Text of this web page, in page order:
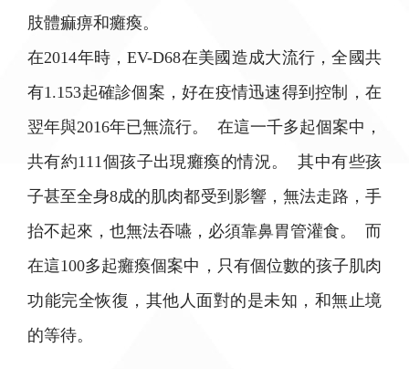
肢體痲痹和癱瘓。
在2014年時，EV-D68在美國造成大流行，全國共
有1.153起確診個案，好在疫情迅速得到控制，在
翌年與2016年已無流行。 在這一千多起個案中，
共有約111個孩子出現癱瘓的情況。 其中有些孩
子甚至全身8成的肌肉都受到影響，無法走路，手
抬不起來，也無法吞嚥，必須靠鼻胃管灌食。 而
在這100多起癱瘓個案中，只有個位數的孩子肌肉
功能完全恢復，其他人面對的是未知，和無止境
的等待。